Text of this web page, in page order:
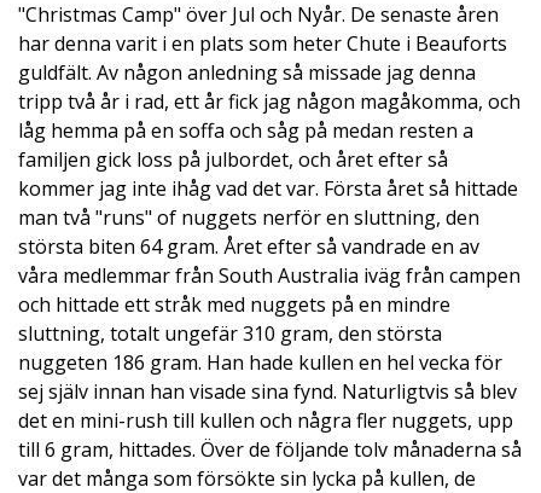
"Christmas Camp" över Jul och Nyår. De senaste åren
har denna varit i en plats som heter Chute i Beauforts
guldfält. Av någon anledning så missade jag denna
tripp två år i rad, ett år fick jag någon magåkomma, och
låg hemma på en soffa och såg på medan resten a
familjen gick loss på julbordet, och året efter så
kommer jag inte ihåg vad det var. Första året så hittade
man två "runs" of nuggets nerför en sluttning, den
största biten 64 gram. Året efter så vandrade en av
våra medlemmar från South Australia iväg från campen
och hittade ett stråk med nuggets på en mindre
sluttning, totalt ungefär 310 gram, den största
nuggeten 186 gram. Han hade kullen en hel vecka för
sej själv innan han visade sina fynd. Naturligtvis så blev
det en mini-rush till kullen och några fler nuggets, upp
till 6 gram, hittades. Över de följande tolv månaderna så
var det många som försökte sin lycka på kullen, de